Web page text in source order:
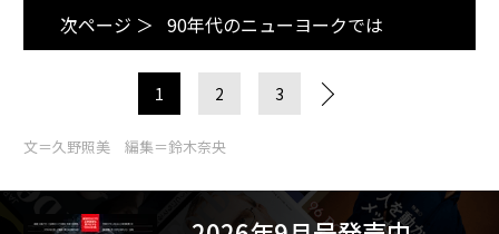
次ページ ＞ 90年代のニューヨークでは
1 2 3
文＝久野照美 編集＝鈴木奈央